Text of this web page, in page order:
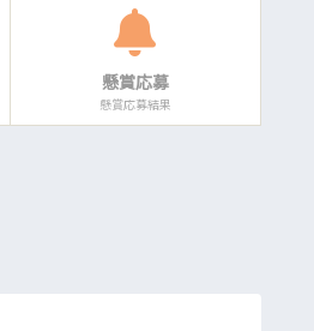
懸賞応募
懸賞応募結果